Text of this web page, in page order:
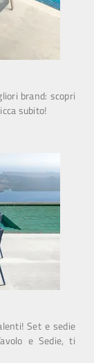
brand: scopri
subito!
Set e sedie
e Sedie, ti